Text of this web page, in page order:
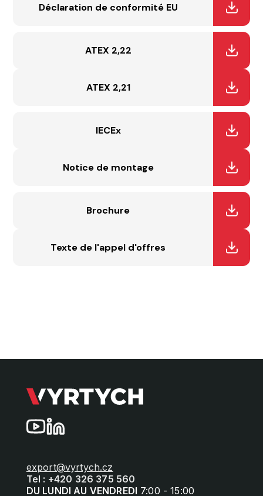
Déclaration de conformité EU
ATEX 2,22
ATEX 2,21
IECEx
Notice de montage
Brochure
Texte de l'appel d'offres
export@vyrtych.cz
Tel : +420 326 375 560
DU LUNDI AU VENDREDI 7:00 - 15:00